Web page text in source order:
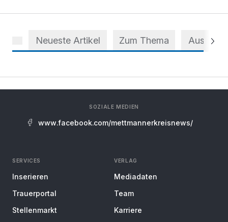
Neueste Artikel Zum Thema Aus dem
SOZIALE MEDIEN
www.facebook.com/mettmannerkreisnews/
SERVICES
Inserieren
Trauerportal
Stellenmarkt
VERLAG
Mediadaten
Team
Karriere